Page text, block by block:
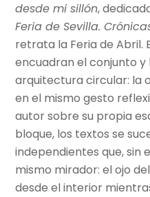
desde mi sillón,
Feria de Sevilla.
retrata la Feria de Abril.
encuadran el conjunto y
arquitectura circular: la
en el mismo gesto
autor sobre su propia
bloque, los textos se
independientes que,
mismo mirador: el ojo
desde el interior